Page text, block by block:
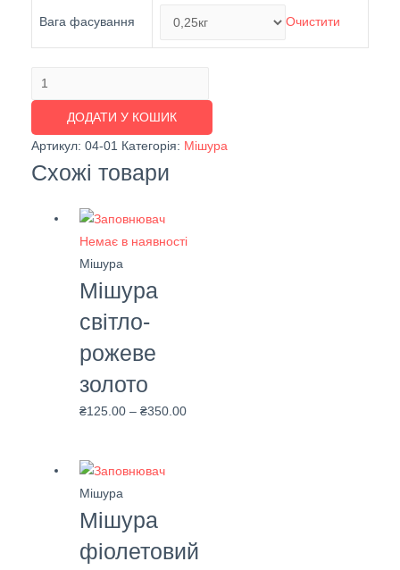
Вага фасування Очистити
Мішура
срібло
кількістьДОДАТИ У КОШИК
Артикул: 04-01 Категорія: Мішура
Схожі товари
Немає в наявності
Мішура
Мішура
світло-
рожеве
золото
₴125.00 –₴350.00
Мішура
Мішура
фіолетовий